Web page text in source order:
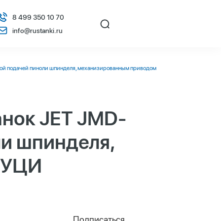
8 499 350 10 70
info@rustanki.ru
подачей пиноли шпинделя, механизированным приводом
JET JMD-
шпинделя,
УЦИ